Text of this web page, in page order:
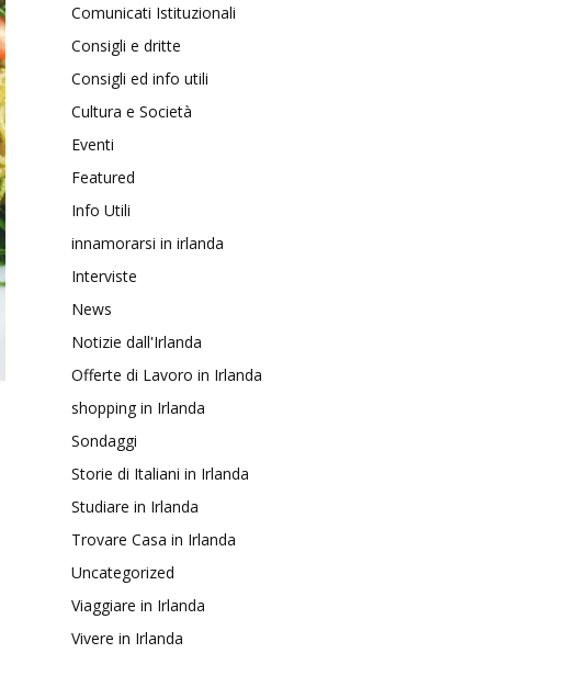
Comunicati Istituzionali
Consigli e dritte
Consigli ed info utili
Cultura e Società
Eventi
Featured
Info Utili
innamorarsi in irlanda
Interviste
News
Notizie dall'Irlanda
Offerte di Lavoro in Irlanda
shopping in Irlanda
Sondaggi
Storie di Italiani in Irlanda
Studiare in Irlanda
Trovare Casa in Irlanda
Uncategorized
Viaggiare in Irlanda
Vivere in Irlanda